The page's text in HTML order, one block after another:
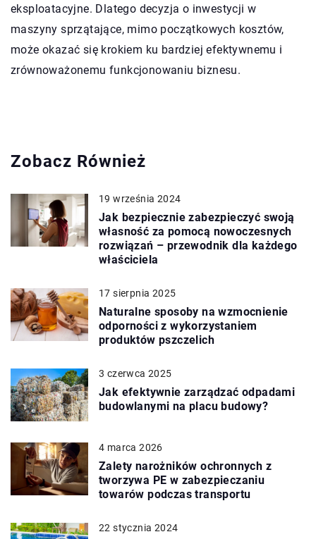
eksploatacyjne. Dlatego decyzja o inwestycji w
maszyny sprzątające, mimo początkowych kosztów,
może okazać się krokiem ku bardziej efektywnemu i
zrównoważonemu funkcjonowaniu biznesu.
Zobacz Również
19 września 2024
Jak bezpiecznie zabezpieczyć swoją
własność za pomocą nowoczesnych
rozwiązań – przewodnik dla każdego
właściciela
17 sierpnia 2025
Naturalne sposoby na wzmocnienie
odporności z wykorzystaniem
produktów pszczelich
3 czerwca 2025
Jak efektywnie zarządzać odpadami
budowlanymi na placu budowy?
4 marca 2026
Zalety narożników ochronnych z
tworzywa PE w zabezpieczaniu
towarów podczas transportu
22 stycznia 2024